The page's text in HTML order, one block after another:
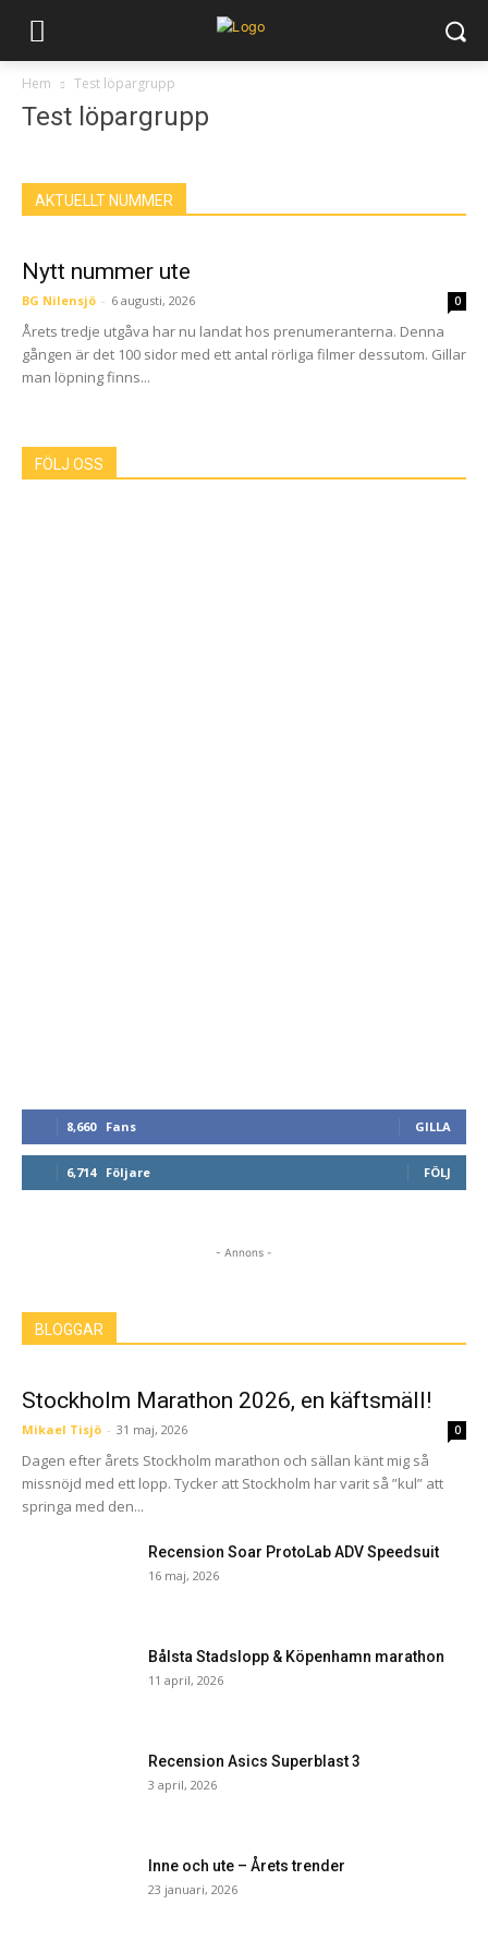
Hem Test löpargrupp
Test löpargrupp
AKTUELLT NUMMER
Nytt nummer ute
BG Nilensjö - 6 augusti, 2026 0
Årets tredje utgåva har nu landat hos prenumeranterna. Denna
gången är det 100 sidor med ett antal rörliga filmer dessutom. Gillar
man löpning finns...
FÖLJ OSS
8,660 Fans GILLA
6,714 Följare FÖLJ
- Annons -
BLOGGAR
Stockholm Marathon 2026, en käftsmäll!
Mikael Tisjö - 31 maj, 2026 0
Dagen efter årets Stockholm marathon och sällan känt mig så
missnöjd med ett lopp. Tycker att Stockholm har varit så ”kul” att
springa med den...
Recension Soar ProtoLab ADV Speedsuit
16 maj, 2026
Bålsta Stadslopp & Köpenhamn marathon
11 april, 2026
Recension Asics Superblast 3
3 april, 2026
Inne och ute – Årets trender
23 januari, 2026